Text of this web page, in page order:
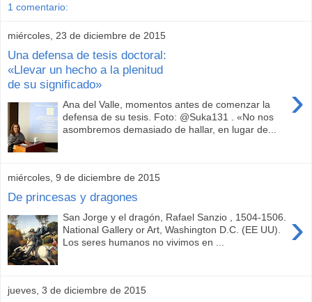
1 comentario:
miércoles, 23 de diciembre de 2015
Una defensa de tesis doctoral:
«Llevar un hecho a la plenitud
de su significado»
›
Ana del Valle, momentos antes de comenzar la
defensa de su tesis. Foto: @Suka131 . «No nos
asombremos demasiado de hallar, en lugar de...
miércoles, 9 de diciembre de 2015
De princesas y dragones
›
San Jorge y el dragón, Rafael Sanzio , 1504-1506.
National Gallery or Art, Washington D.C. (EE UU).
Los seres humanos no vivimos en ...
jueves, 3 de diciembre de 2015